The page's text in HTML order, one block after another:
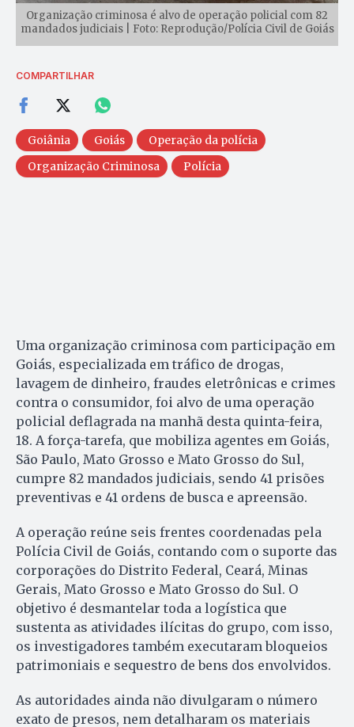
Organização criminosa é alvo de operação policial com 82
mandados judiciais | Foto: Reprodução/Polícia Civil de Goiás
COMPARTILHAR
Goiânia Goiás
Operação da polícia
Organização Criminosa
Polícia
Uma organização criminosa com participação em
Goiás, especializada em tráfico de drogas,
lavagem de dinheiro, fraudes eletrônicas e crimes
contra o consumidor, foi alvo de uma operação
policial deflagrada na manhã desta quinta-feira,
18. A força-tarefa, que mobiliza agentes em Goiás,
São Paulo, Mato Grosso e Mato Grosso do Sul,
cumpre 82 mandados judiciais, sendo 41 prisões
preventivas e 41 ordens de busca e apreensão.
A operação reúne seis frentes coordenadas pela
Polícia Civil de Goiás, contando com o suporte das
corporações do Distrito Federal, Ceará, Minas
Gerais, Mato Grosso e Mato Grosso do Sul. O
objetivo é desmantelar toda a logística que
sustenta as atividades ilícitas do grupo, com isso,
os investigadores também executaram bloqueios
patrimoniais e sequestro de bens dos envolvidos.
As autoridades ainda não divulgaram o número
exato de presos, nem detalharam os materiais